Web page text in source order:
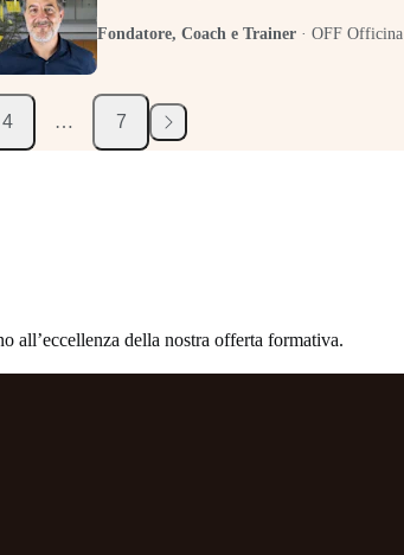
Fondatore, Coach e Trainer · OFF
4 … 7
all’eccellenza della nostra offerta formativa.